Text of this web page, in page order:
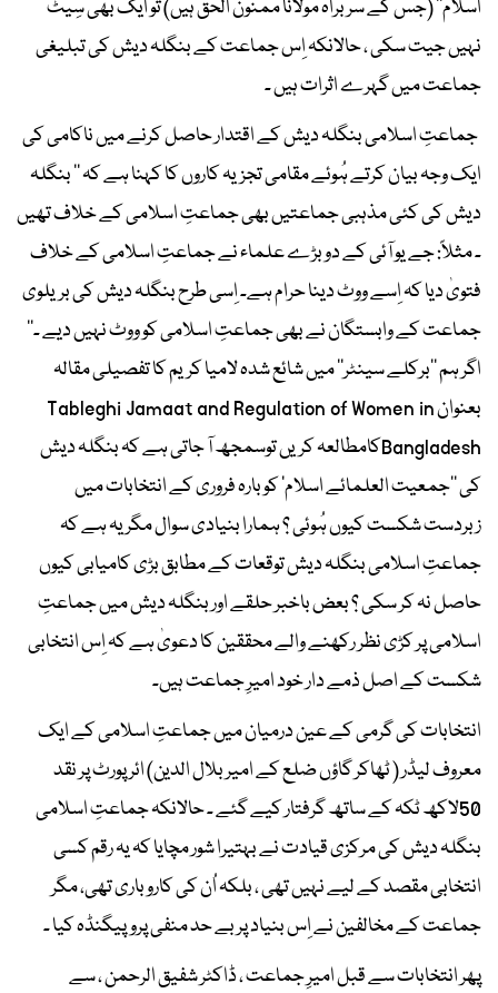
اسلام‘‘ (جس کے سربراہ مولانا ممنون الحق ہیں) تو ایک بھی سِیٹ
نہیں جیت سکی ، حالانکہ اِس جماعت کے بنگلہ دیش کی تبلیغی
جماعت میں گہرے اثرات ہیں ۔
جماعتِ اسلامی بنگلہ دیش کے اقتدار حاصل کرنے میں ناکامی کی
ایک وجہ بیان کرتے ہُوئے مقامی تجزیہ کاروں کا کہنا ہے کہ ’’ بنگلہ
دیش کی کئی مذہبی جماعتیں بھی جماعتِ اسلامی کے خلاف تھیں
۔ مثلاً: جے یو آئی کے دو بڑے علماء نے جماعتِ اسلامی کے خلاف
فتویٰ دیا کہ اِسے ووٹ دینا حرام ہے۔ اِسی طرح بنگلہ دیش کی بریلوی
جماعت کے وابستگان نے بھی جماعتِ اسلامی کو ووٹ نہیں دیے ۔‘‘
اگر ہم ’’برکلے سینٹر‘‘ میں شائع شدہ لامیا کریم کا تفصیلی مقالہ
بعنوان Tableghi Jamaat and Regulation of Women in
Bangladeshکامطالعہ کریں توسمجھ آ جاتی ہے کہ بنگلہ دیش
کی ’’جمعیت العلمائے اسلام‘ کو بارہ فروری کے انتخابات میں
زبردست شکست کیوں ہُوئی ؟ ہمارا بنیادی سوال مگر یہ ہے کہ
جماعتِ اسلامی بنگلہ دیش توقعات کے مطابق بڑی کامیابی کیوں
حاصل نہ کر سکی ؟ بعض باخبر حلقے اور بنگلہ دیش میں جماعتِ
اسلامی پر کڑی نظر رکھنے والے محققین کا دعویٰ ہے کہ اِس انتخابی
شکست کے اصل ذمے دار خود امیرِ جماعت ہیں۔
انتخابات کی گرمی کے عین درمیان میں جماعتِ اسلامی کے ایک
معروف لیڈر ( ٹھاکر گاؤں ضلع کے امیر بلال الدین) ائر پورٹ پر نقد
50لاکھ ٹکہ کے ساتھ گرفتار کیے گئے ۔ حالانکہ جماعتِ اسلامی
بنگلہ دیش کی مرکزی قیادت نے بہتیرا شور مچایا کہ یہ رقم کسی
انتخابی مقصد کے لیے نہیں تھی ، بلکہ اُن کی کاروباری تھی، مگر
جماعت کے مخالفین نے اِس بنیاد پر بے حد منفی پروپیگنڈہ کیا ۔
پھر انتخابات سے قبل امیرِ جماعت ، ڈاکٹر شفیق الرحمن ، سے